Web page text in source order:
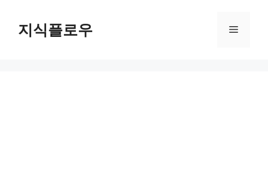
지식플로우 메